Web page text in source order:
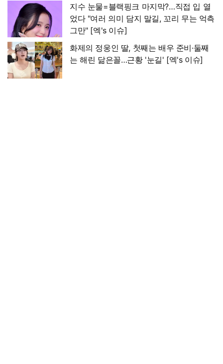
지수 눈물=블랙핑크 마지막?…직접 입 열
었다 "여러 의미 담지 말길, 꼬리 무는 억측
그만" [엑's 이슈]
화제의 정웅인 딸, 첫째는 배우 준비·둘째
는 해린 닮은꼴…근황 '눈길' [엑's 이슈]